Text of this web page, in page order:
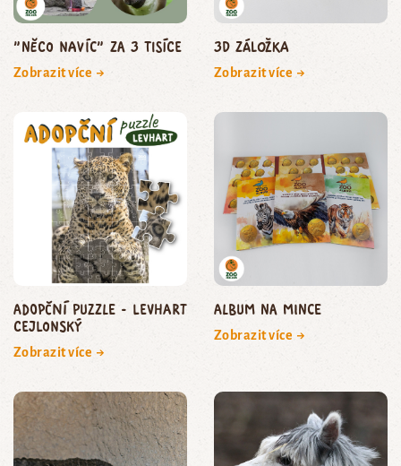
"Něco navíc" za 3 tisíce
Zobrazit více →
3D záložka
Zobrazit více →
Adopční puzzle - levhart
cejlonský
Zobrazit více →
Album na mince
Zobrazit více →